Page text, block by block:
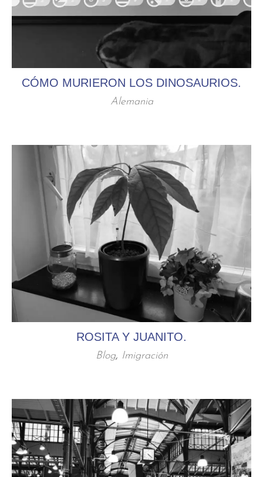
CÓMO MURIERON LOS DINOSAURIOS.
Alemania
ROSITA Y JUANITO.
Blog, Imigración